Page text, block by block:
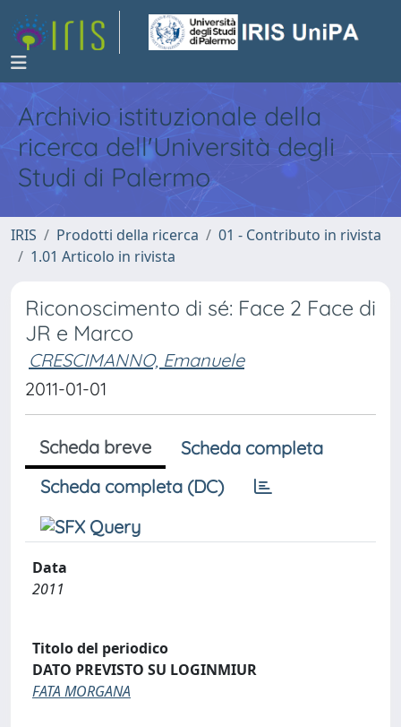
Archivio istituzionale della
ricerca dell'Università degli
Studi di Palermo
IRIS Prodotti della ricerca
01 - Contributo in rivista
1.01 Articolo in rivista
Riconoscimento di sé: Face 2 Face di
JR e Marco
CRESCIMANNO, Emanuele
2011-01-01
Scheda breve
Scheda completa
Scheda completa (DC)
Data
2011
Titolo del periodico
DATO PREVISTO SU LOGINMIUR
FATA MORGANA